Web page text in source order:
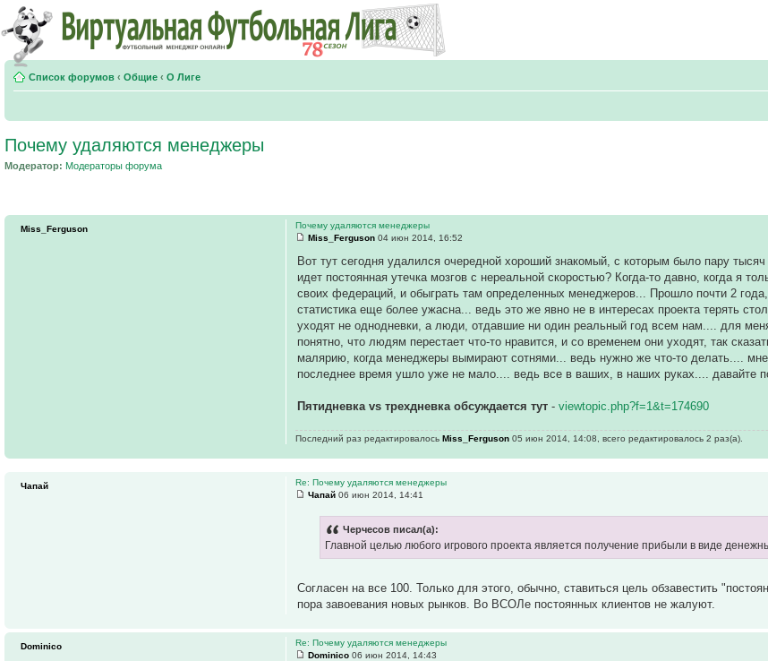
Список форумов ‹ Общие ‹ О Лиге
Почему удаляются менеджеры
Модератор: Модераторы форума
Почему удаляются менеджеры
Miss_Ferguson 04 июн 2014, 16:52
Вот тут сегодня удалился очередной хороший знакомый, с которым было пару
идет постоянная утечка мозгов с нереальной скоростью? Когда-то давно, когда я
своих федераций, и обыграть там определенных менеджеров... Прошло почти 2
статистика еще более ужасна... ведь это же явно не в интересах проекта терять
уходят не однодневки, а люди, отдавшие ни один реальный год всем нам.... для
понятно, что людям перестает что-то нравится, и со временем они уходят, так
малярию, когда менеджеры вымирают сотнями... ведь нужно же что-то делать....
последнее время ушло уже не мало.... ведь все в ваших, в наших руках.... давайте
Пятидневка vs трехдневка обсуждается тут -viewtopic.php?f=1&t=174690
Последний раз редактировалосьMiss_Ferguson 05 июн 2014, 14:08, всего редактировалось 2 раз(а).
Miss_Ferguson
Re: Почему удаляются менеджеры
Чапай 06 июн 2014, 14:41
Черчесов писал(а):
Главной целью любого игрового проекта является получение прибыли в виде
Согласен на все 100. Только для этого, обычно, ставиться цель обзавестить
пора завоевания новых рынков. Во ВСОЛе постоянных клиентов не жалуют.
Чапай
Re: Почему удаляются менеджеры
Dominico 06 июн 2014, 14:43
Dominico